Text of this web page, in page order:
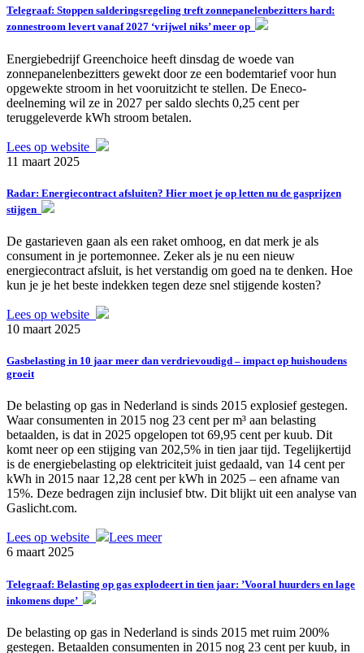
Telegraaf: Stoppen salderingsregeling treft zonnepanelenbezitters hard:
zonnestroom levert vanaf 2027 ‘vrijwel niks’ meer op
Energiebedrijf Greenchoice heeft dinsdag de woede van
zonnepanelenbezitters gewekt door ze een bodemtarief voor hun
opgewekte stroom in het vooruitzicht te stellen. De Eneco-
deelneming wil ze in 2027 per saldo slechts 0,25 cent per
teruggeleverde kWh stroom betalen.
Lees op website
11 maart 2025
Radar: Energiecontract afsluiten? Hier moet je op letten nu de gasprijzen
stijgen
De gastarieven gaan als een raket omhoog, en dat merk je als
consument in je portemonnee. Zeker als je nu een nieuw
energiecontract afsluit, is het verstandig om goed na te denken. Hoe
kun je je het beste indekken tegen deze snel stijgende kosten?
Lees op website
10 maart 2025
Gasbelasting in 10 jaar meer dan verdrievoudigd – impact op huishoudens
groeit
De belasting op gas in Nederland is sinds 2015 explosief gestegen.
Waar consumenten in 2015 nog 23 cent per m³ aan belasting
betaalden, is dat in 2025 opgelopen tot 69,95 cent per kuub. Dit
komt neer op een stijging van 202,5% in tien jaar tijd. Tegelijkertijd
is de energiebelasting op elektriciteit juist gedaald, van 14 cent per
kWh in 2015 naar 12,28 cent per kWh in 2025 – een afname van
15%. Deze bedragen zijn inclusief btw. Dit blijkt uit een analyse van
Gaslicht.com.
Lees op website
Lees meer
6 maart 2025
Telegraaf: Belasting op gas explodeert in tien jaar: ’Vooral huurders en lage
inkomens dupe’
De belasting op gas in Nederland is sinds 2015 met ruim 200%
gestegen. Betaalden consumenten in 2015 nog 23 cent per kuub, in